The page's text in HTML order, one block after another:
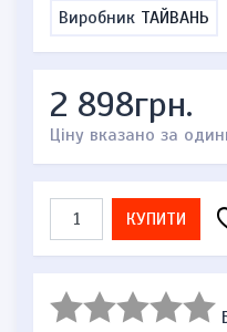
Виробник ТАЙВАНЬ
2 898грн.
Ціну вказано за
КУПИТИ